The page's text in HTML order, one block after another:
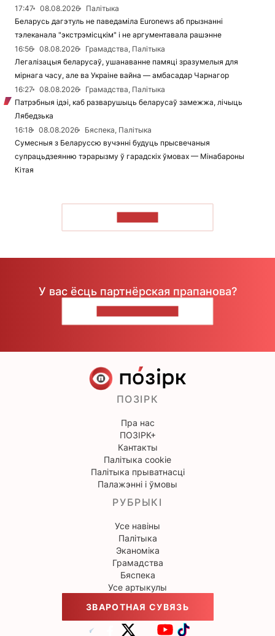
17:47
08.08.2026
Палітыка
Беларусь дагэтуль не паведаміла Euronews аб прызнанні
тэлеканала "экстрэмісцкім" і не аргументавала рашэнне
16:56
08.08.2026
Грамадства, Палітыка
Легалізацыя беларусаў, ушанаванне памяці зразумелыя для
мірнага часу, але ва Украіне вайна — амбасадар Чарнагор
16:27
08.08.2026
Грамадства, Палітыка
Патрэбныя ідэі, каб разварушыць беларусаў замежжа, лічыць
Лябедзька
16:18
08.08.2026
Бяспека, Палітыка
Сумесныя з Беларуссю вучэнні будуць прысвечаныя
супрацьдзеянню тэрарызму ў гарадскіх ўмовах — Мінабароны
Кітая
У вас ёсць партнёрская прапанова?
ПОЗІРК
Пра нас
ПОЗІРК+
Кантакты
Палітыка cookie
Палітыка прыватнасці
Палажэнні і ўмовы
РУБРЫКІ
Усе навіны
Палітыка
Эканоміка
Грамадства
Бяспека
Усе артыкулы
ЗВАРОТНАЯ СУВЯЗЬ